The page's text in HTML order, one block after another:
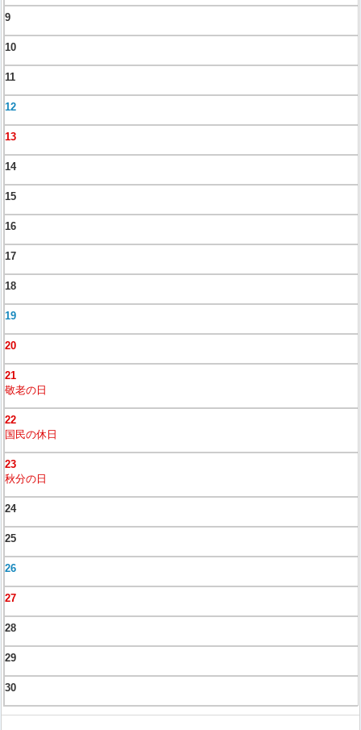
9
10
11
12
13
14
15
16
17
18
19
20
21
敬老の日
22
国民の休日
23
秋分の日
24
25
26
27
28
29
30